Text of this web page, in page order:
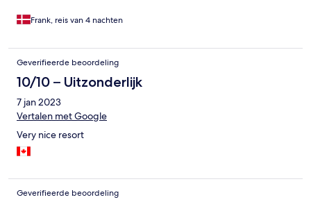
Frank, reis van 4 nachten
Geverifieerde beoordeling
10/10 – Uitzonderlijk
7 jan 2023
Vertalen met Google
Very nice resort
Geverifieerde beoordeling